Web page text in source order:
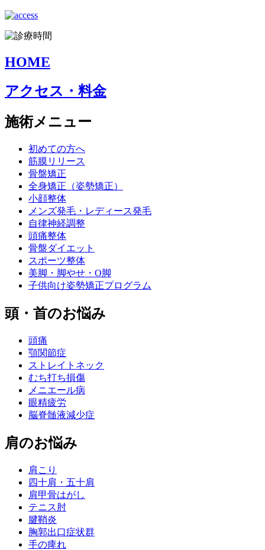
HOME
アクセス・料金
施術メニュー
初めての方へ
筋膜リリース
骨盤矯正
全身矯正（姿勢矯正）
小顔整体
メンズ発毛・レディース発毛
自律神経調整
頭痛整体
骨盤ダイエット
スポーツ整体
美脚・脚やせ・O脚
子供向け姿勢矯正プログラム
頭・首のお悩み
頭痛
顎関節症
ストレイトネック
むち打ち損傷
メニエール病
眼精疲労
脳脊髄液減少症
肩のお悩み
肩こり
四十肩・五十肩
肩甲骨はがし
テニス肘
腱鞘炎
胸郭出口症状群
手の痺れ